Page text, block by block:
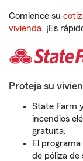
Comience su
vivienda. ¡Es
Proteja su
State Farm
incendios
gratuita.
El
de póliza de